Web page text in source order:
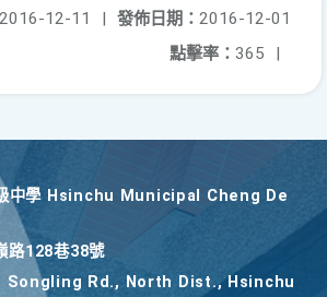
發佈日期： 2016-12-01
2016-12-11
|
點擊率： 365 |
中學 Hsinchu Municipal Cheng De
路128巷38號
Songling Rd., North Dist., Hsinchu